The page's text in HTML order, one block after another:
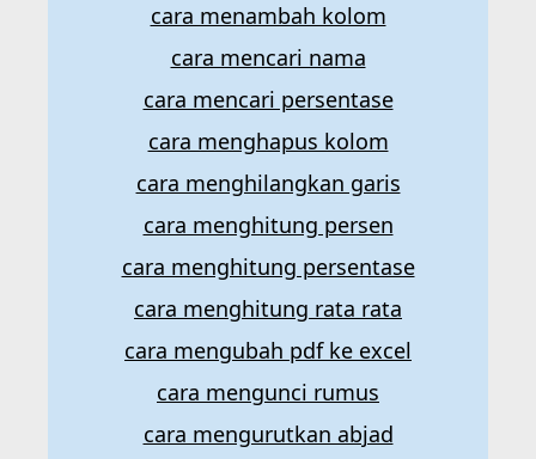
cara menambah kolom
cara mencari nama
cara mencari persentase
cara menghapus kolom
cara menghilangkan garis
cara menghitung persen
cara menghitung persentase
cara menghitung rata rata
cara mengubah pdf ke excel
cara mengunci rumus
cara mengurutkan abjad